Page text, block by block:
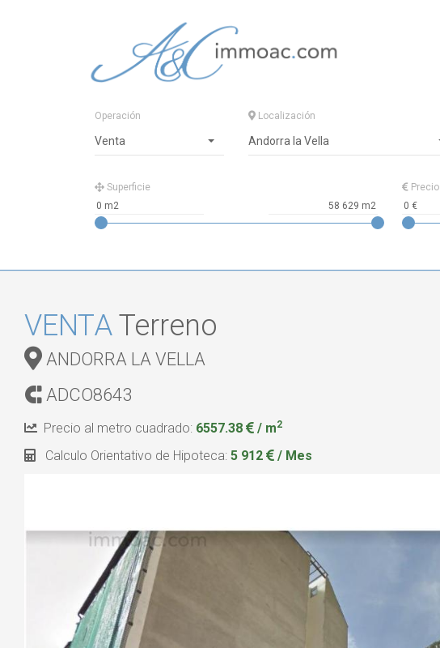
Operación
Venta
Localización
Andorra la Vella
Superficie Precio
VENTATerreno
ANDORRA LA VELLA
ADCO8643
Precio al metro cuadrado: 6557.38 / m2
Calculo Orientativo de Hipoteca: 5 912 / Mes